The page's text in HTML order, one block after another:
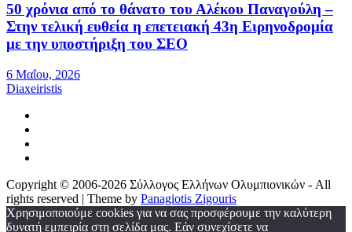
50 χρόνια από το θάνατο του Αλέκου Παναγούλη –
Στην τελική ευθεία η επετειακή 43η Ειρηνοδρομία
με την υποστήριξη του ΣΕΟ
6 Μαΐου, 2026
Diaxeiristis
Copyright © 2006-2026 Σύλλογος Ελλήνων Ολυμπιονικών - All
rights reserved | Theme by Panagiotis Zigouris
Χρησιμοποιούμε cookies για να σας προσφέρουμε την καλύτερη
δυνατή εμπειρία στη σελίδα μας. Εάν συνεχίσετε να